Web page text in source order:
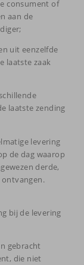
consument of
aan de
uit eenzelfde
laatste zaak
laatste zending
levering
de dag waarop
derde,
ontvangen.
bij de levering
gebracht
die niet